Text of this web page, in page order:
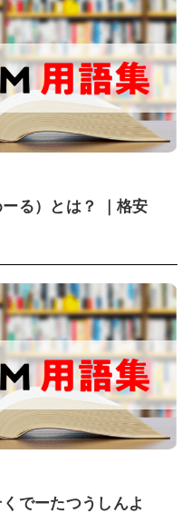
る）とは？ ｜格安
でーたつうしんよ